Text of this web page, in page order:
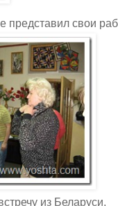
представил свои
из Беларуси,